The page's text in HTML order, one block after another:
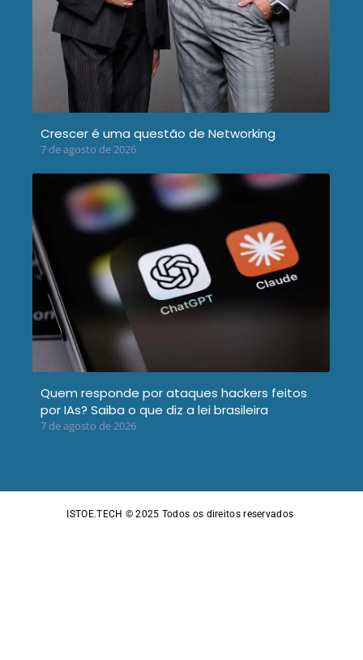
Crescer é uma questão de Networking
7 de agosto de 2026
Quem responde por ataques hackers feitos
por IAs? Saiba o que diz a lei brasileira
7 de agosto de 2026
ISTOE.TECH © 2025 Todos os direitos reservados